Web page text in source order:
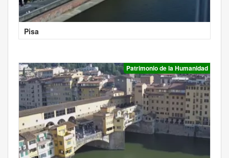
Pisa
Patrimonio de la Humanidad